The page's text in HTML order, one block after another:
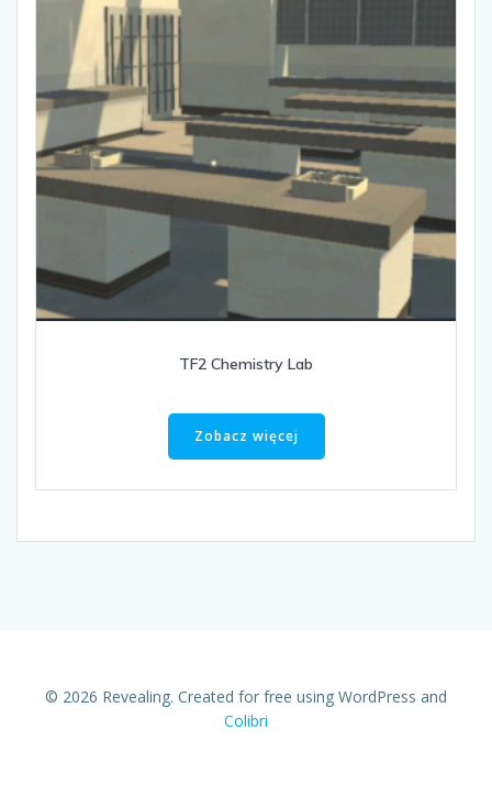
TF2 Chemistry Lab
Zobacz więcej
© 2026 Revealing. Created for free using WordPress and
Colibri